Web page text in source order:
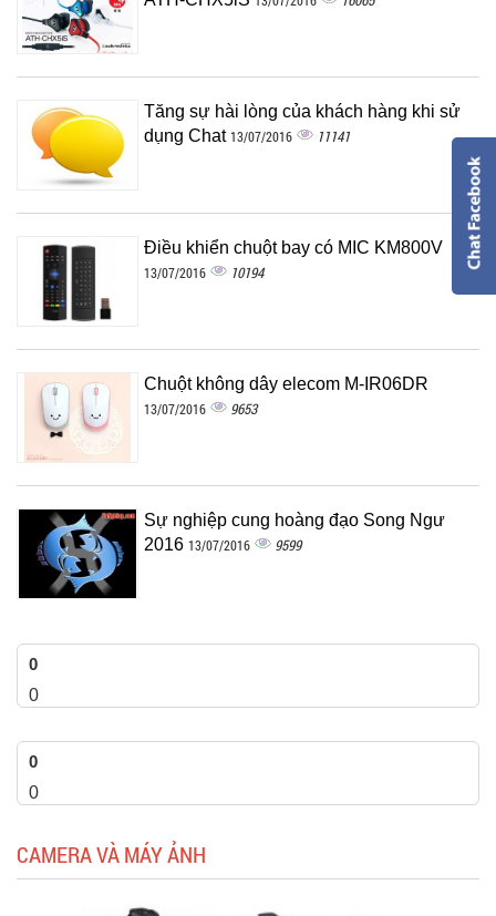
Tăng sự hài lòng của khách hàng khi sử
dụng Chat13/07/2016 11141
Điều khiển chuột bay có MIC KM800V
13/07/2016 10194
Chuột không dây elecom M-IR06DR
13/07/2016 9653
Sự nghiệp cung hoàng đạo Song Ngư
2016 13/07/2016 9599
0
0
0
0
CAMERA VÀ MÁY ẢNH